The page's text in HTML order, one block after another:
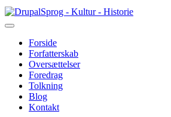
Gå
til
Sprog - Kultur - Historie
Primær
navigation
Forside
Forfatterskab
Oversættelser
Foredrag
Tolkning
Blog
Kontakt